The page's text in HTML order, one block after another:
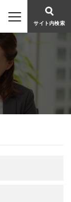
サイト内検索